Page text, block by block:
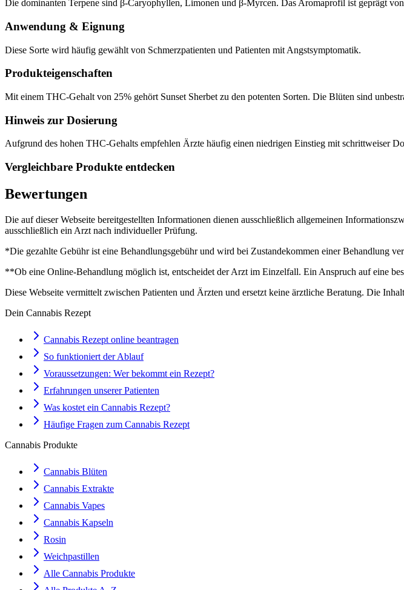
Die dominanten Terpene sind β-Caryophyllen, Limonen und β-Myrcen. Das Aromaprofil ist geprägt
Anwendung & Eignung
Diese Sorte wird häufig gewählt von Schmerzpatienten und Patienten mit Angstsymptomatik.
Produkteigenschaften
Mit einem THC-Gehalt von 25% gehört Sunset Sherbet zu den potenten Sorten. Die Blüten sind
Hinweis zur Dosierung
Aufgrund des hohen THC-Gehalts empfehlen Ärzte häufig einen niedrigen Einstieg mit schrittweiser
Vergleichbare Produkte entdecken
Bewertungen
Die auf dieser Webseite bereitgestellten Informationen dienen ausschließlich allgemeinen
ausschließlich ein Arzt nach individueller Prüfung.
*Die gezahlte Gebühr ist eine Behandlungsgebühr und wird bei Zustandekommen einer Behandlung
**Ob eine Online-Behandlung möglich ist, entscheidet der Arzt im Einzelfall. Ein Anspruch auf eine
Diese Webseite vermittelt zwischen Patienten und Ärzten und ersetzt keine ärztliche Beratung. Die
Dein Cannabis Rezept
Cannabis Rezept online beantragen
So funktioniert der Ablauf
Voraussetzungen: Wer bekommt ein Rezept?
Erfahrungen unserer Patienten
Was kostet ein Cannabis Rezept?
Häufige Fragen zum Cannabis Rezept
Cannabis Produkte
Cannabis Blüten
Cannabis Extrakte
Cannabis Vapes
Cannabis Kapseln
Rosin
Weichpastillen
Alle Cannabis Produkte